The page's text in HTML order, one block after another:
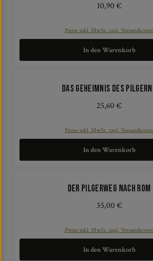
Regulärer Preis:
10,90 €
Preise inkl. MwSt. zzgl.
In den Warenkorb
Das Geheimnis des
Regulärer Preis:
25,60 €
Preise inkl. MwSt. zzgl.
In den Warenkorb
Der Pilgerweg nach Rom
Regulärer Preis:
35,00 €
Preise inkl. MwSt. zzgl.
In den Warenkorb